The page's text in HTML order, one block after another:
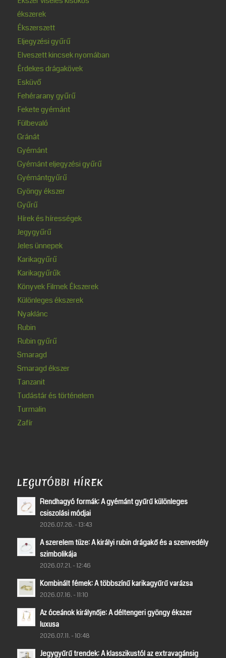
ékszerek
Ékszerszett
Eljegyzési gyűrű
Elveszett kincsek nyomában
Érdekes drágakövek
Esküvő
Fehérarany gyűrű
Fekete gyémánt
Fülbevaló
Gránát
Gyémánt
Gyémánt eljegyzési gyűrű
Gyémántgyűrű
Gyöngy ékszer
Gyűrű
Hírek és hírességek
Jegygyűrű
Jeles ünnepek
Karikagyűrű
Karikagyűrűk
Könyvek Filmek Ékszerek
Különleges ékszerek
Nyaklánc
Rubin
Rubin gyűrű
Smaragd
Smaragd ékszer
Tanzanit
Tudástár és történelem
Turmalin
Zafír
LEGUTÓBBI HÍREK
Rendhagyó formák: A gyémánt gyűrű különleges
csiszolási módjai
2026.07.26. - 13:43
A szerelem tüze: A királyi rubin drágakő és a szenvedély
szimbolikája
2026.07.21. - 12:46
Kombinált fémek: A többszínű karikagyűrű varázsa
2026.07.16. - 11:10
Az óceánok királynője: A déltengeri gyöngy ékszer
luxusa
2026.07.11. - 10:48
Jegygyűrű trendek: A klasszikustól az extravagánsig